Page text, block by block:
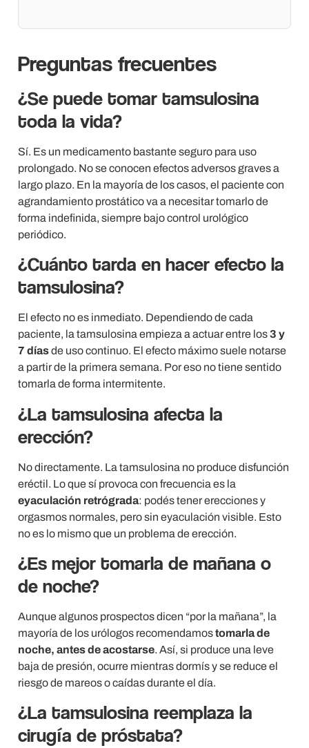
Preguntas frecuentes
¿Se puede tomar tamsulosina
toda la vida?
Sí. Es un medicamento bastante seguro para uso
prolongado. No se conocen efectos adversos graves a
largo plazo. En la mayoría de los casos, el paciente con
agrandamiento prostático va a necesitar tomarlo de
forma indefinida, siempre bajo control urológico
periódico.
¿Cuánto tarda en hacer efecto la
tamsulosina?
El efecto no es inmediato. Dependiendo de cada
paciente, la tamsulosina empieza a actuar entre los3 y
7 díasde uso continuo. El efecto máximo suele notarse
a partir de la primera semana. Por eso no tiene sentido
tomarla de forma intermitente.
¿La tamsulosina afecta la
erección?
No directamente. La tamsulosina no produce disfunción
eréctil. Lo que sí provoca con frecuencia es la
eyaculación retrógrada: podés tener erecciones y
orgasmos normales, pero sin eyaculación visible. Esto
no es lo mismo que un problema de erección.
¿Es mejor tomarla de mañana o
de noche?
Aunque algunos prospectos dicen “por la mañana”, la
mayoría de los urólogos recomendamostomarla de
noche, antes de acostarse. Así, si produce una leve
baja de presión, ocurre mientras dormís y se reduce el
riesgo de mareos o caídas durante el día.
¿La tamsulosina reemplaza la
cirugía de próstata?